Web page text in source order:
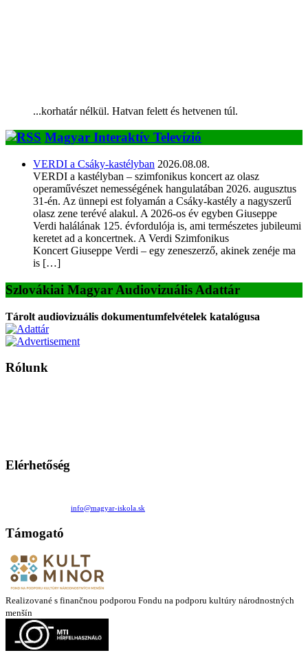
...korhatár nélkül. Hatvan felett és hetvenen túl.
Magyar Interaktív Televízió
VERDI a Csáky-kastélyban 2026.08.08.
VERDI a kastélyban – szimfonikus koncert az olasz
operaművészet nemességének hangulatában 2026. augusztus
31-én. Az ünnepi est folyamán a Csáky-kastély a nagyszerű
olasz zene terévé alakul. A 2026-os év egyben Giuseppe
Verdi halálának 125. évfordulója is, ami természetes jubileumi
keretet ad a koncertnek. A Verdi Szimfonikus
Koncert Giuseppe Verdi – egy zeneszerző, akinek zenéje ma
is […]
Szlovákiai Magyar Audiovizuális Adattár
Tárolt audiovizuális dokumentumfelvételek katalógusa
Rólunk
Elérhetőség
info@magyar-iskola.sk
Támogató
Realizované s finančnou podporou Fondu na podporu kultúry národnostných
menšín